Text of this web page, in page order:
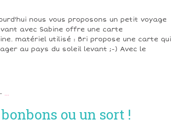
nous vous proposons un petit voyage
avec Sabine offre une carte
matériel utilisé : Bri propose une carte qui
au pays du soleil levant ;-) Avec le
- …
bonbons ou un sort !